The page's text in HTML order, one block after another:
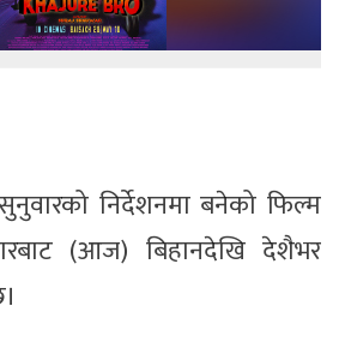
निर्देशनमा बनेको फिल्म
(आज) बिहानदेखि देशैभर